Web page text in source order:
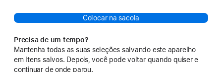
Colocar na sacola
Precisa de um tempo?
Mantenha todas as suas seleções salvando este aparelho
em Itens salvos. Depois, você pode voltar quando quiser e
continuar de onde parou.